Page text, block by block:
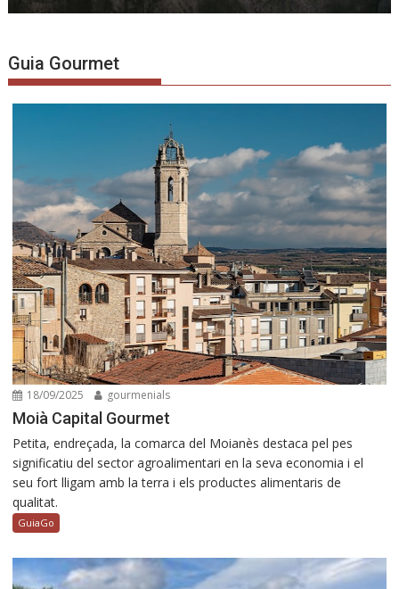
Guia Gourmet
18/09/2025 gourmenials
Moià Capital Gourmet
Petita, endreçada, la comarca del Moianès destaca pel pes
significatiu del sector agroalimentari en la seva economia i el
seu fort lligam amb la terra i els productes alimentaris de
qualitat.
GuiaGo